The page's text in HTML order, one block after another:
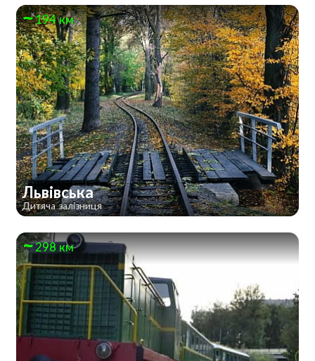
194 км
Львівська
Дитяча залізниця
298 км